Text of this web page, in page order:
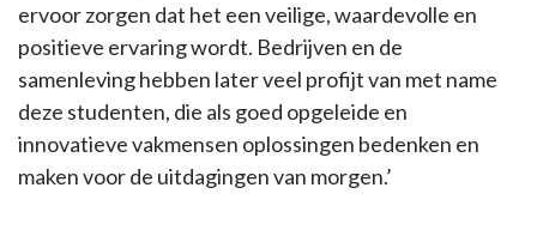
ervoor zorgen dat het een veilige, waardevolle en
positieve ervaring wordt. Bedrijven en de
samenleving hebben later veel profijt van met name
deze studenten, die als goed opgeleide en
innovatieve vakmensen oplossingen bedenken en
maken voor de uitdagingen van morgen.’